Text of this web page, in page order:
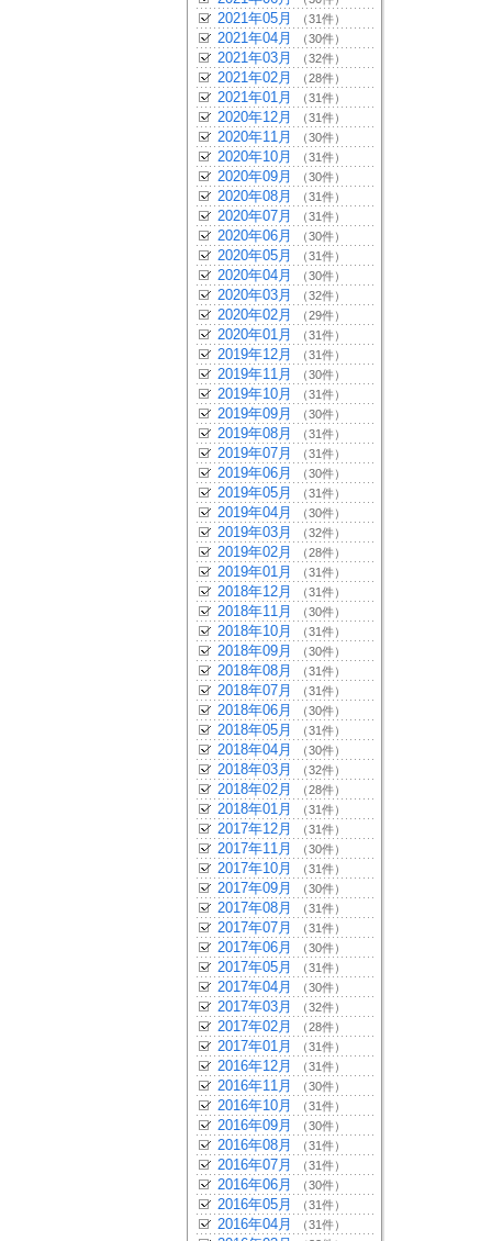
2021年05月 （31件）
2021年04月 （30件）
2021年03月 （32件）
2021年02月 （28件）
2021年01月 （31件）
2020年12月 （31件）
2020年11月 （30件）
2020年10月 （31件）
2020年09月 （30件）
2020年08月 （31件）
2020年07月 （31件）
2020年06月 （30件）
2020年05月 （31件）
2020年04月 （30件）
2020年03月 （32件）
2020年02月 （29件）
2020年01月 （31件）
2019年12月 （31件）
2019年11月 （30件）
2019年10月 （31件）
2019年09月 （30件）
2019年08月 （31件）
2019年07月 （31件）
2019年06月 （30件）
2019年05月 （31件）
2019年04月 （30件）
2019年03月 （32件）
2019年02月 （28件）
2019年01月 （31件）
2018年12月 （31件）
2018年11月 （30件）
2018年10月 （31件）
2018年09月 （30件）
2018年08月 （31件）
2018年07月 （31件）
2018年06月 （30件）
2018年05月 （31件）
2018年04月 （30件）
2018年03月 （32件）
2018年02月 （28件）
2018年01月 （31件）
2017年12月 （31件）
2017年11月 （30件）
2017年10月 （31件）
2017年09月 （30件）
2017年08月 （31件）
2017年07月 （31件）
2017年06月 （30件）
2017年05月 （31件）
2017年04月 （30件）
2017年03月 （32件）
2017年02月 （28件）
2017年01月 （31件）
2016年12月 （31件）
2016年11月 （30件）
2016年10月 （31件）
2016年09月 （30件）
2016年08月 （31件）
2016年07月 （31件）
2016年06月 （30件）
2016年05月 （31件）
2016年04月 （31件）